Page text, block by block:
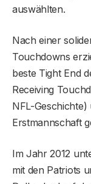
auswählten.
Nach einer
Touchdowns
beste Tight End
Receiving
NFL-
Erstmannschaft
Im Jahr 2012
mit den Patriots